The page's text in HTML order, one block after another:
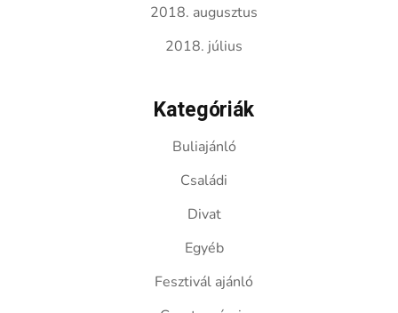
2018. augusztus
2018. július
Kategóriák
Buliajánló
Családi
Divat
Egyéb
Fesztivál ajánló